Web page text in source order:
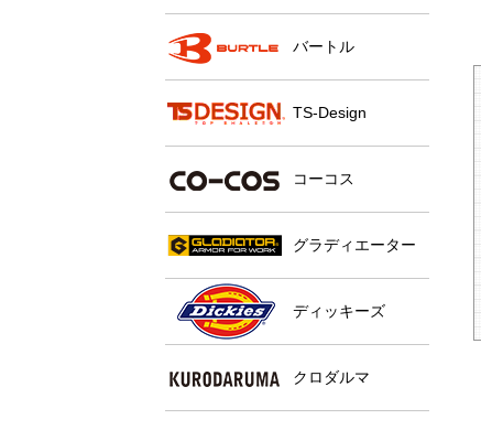
バートル
TS-Design
コーコス
グラディエーター
ディッキーズ
クロダルマ